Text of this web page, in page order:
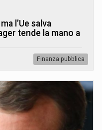
l’Ue salva
tende la mano a
Finanza pubblica